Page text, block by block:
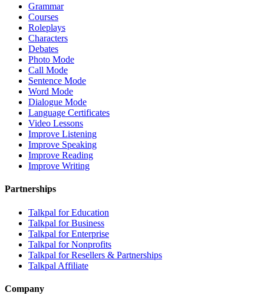
Grammar
Courses
Roleplays
Characters
Debates
Photo Mode
Call Mode
Sentence Mode
Word Mode
Dialogue Mode
Language Certificates
Video Lessons
Improve Listening
Improve Speaking
Improve Reading
Improve Writing
Partnerships
Talkpal for Education
Talkpal for Business
Talkpal for Enterprise
Talkpal for Nonprofits
Talkpal for Resellers & Partnerships
Talkpal Affiliate
Company